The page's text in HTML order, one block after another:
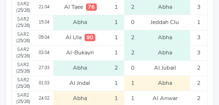
SAR2
(25/26)
21.04 Al Taee 76 1 2 Abha 3
SAR2
(25/26)
15.04 Abha 1 0 Jeddah Clu 1
SAR2
(25/26)
09.04 Al Ula 90 1 2 Abha 3
SAR2
(25/26)
03.04 Al-Bukayri 1 2 Abha 3
SAR2
(25/26)
27.03 Abha 2 0 Al Jubail 2
SAR2
(25/26)
01.03 Al Jndal 1 1 Abha 2
SAR2
(25/26)
24.02 Abha 1 1 Al Anwar 2